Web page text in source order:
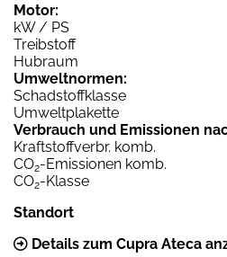
Motor:
kW / PS
Treibstoff
Hubraum
Umweltnormen:
Schadstoffklasse
Umweltplakette
Verbrauch und Emissionen
Kraftstoffverbr. komb.
CO2-Emissionen komb.
CO2-Klasse
Standort
Details zum Cupra Ateca